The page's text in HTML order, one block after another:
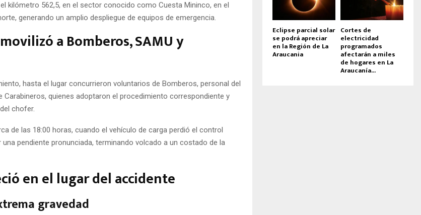
kilómetro 562,5, en el sector conocido como Cuesta Mininco, en el
generando un amplio despliegue de equipos de emergencia.
a Bomberos, SAMU y
hasta el lugar concurrieron voluntarios de Bomberos, personal del
Carabineros, quienes adoptaron el procedimiento correspondiente y
chofer.
de las 18:00 horas, cuando el vehículo de carga perdió el control
pendiente pronunciada, terminando volcado a un costado de la
en el lugar del accidente
gravedad
Eclipse parcial solar
se podrá apreciar
en la Región de La
Araucania
Cortes de
electricidad
programados
afectarán a miles
de hogares en La
Araucanía...